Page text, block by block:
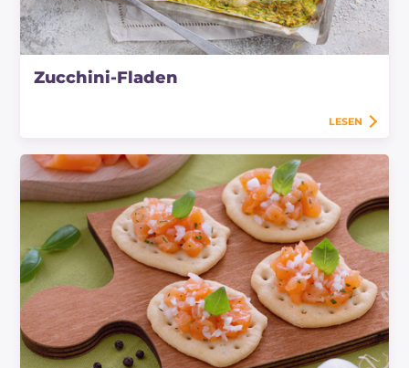
Zucchini-Fladen
LESEN